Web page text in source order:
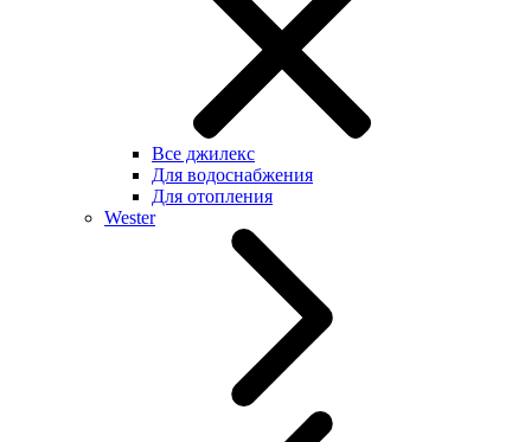
Все джилекс
Для водоснабжения
Для отопления
Wester